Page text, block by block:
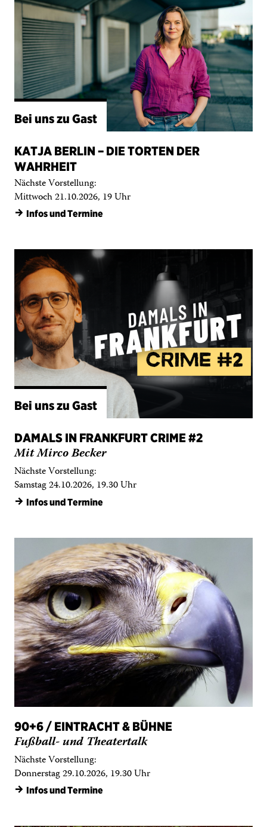
Bei uns zu Gast
KATJA BERLIN – DIE TORTEN DER
WAHRHEIT
Mittwoch 21.10.2026, 19 Uhr
→ Infos und Termine
Bei uns zu Gast
DAMALS IN FRANKFURT CRIME #2
Mit Mirco Becker
Samstag 24.10.2026, 19.30 Uhr
→ Infos und Termine
90+6 / EINTRACHT & BÜHNE
Fußball- und Theatertalk
Donnerstag 29.10.2026, 19.30 Uhr
→ Infos und Termine